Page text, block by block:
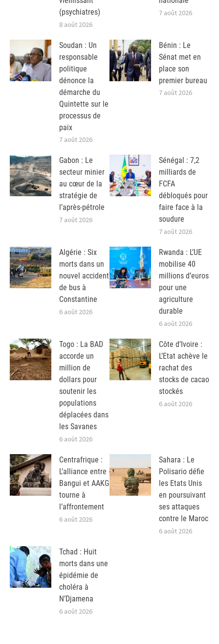
(psychiatres)
8 août 2026
7 août 2026
Soudan : Un
responsable
politique
dénonce la
démarche du
Quintette sur le
processus de
paix
7 août 2026
Bénin : Le
Sénat met en
place son
premier bureau
7 août 2026
Gabon : Le
secteur minier
au cœur de la
stratégie de
l’après-pétrole
7 août 2026
Sénégal : 7,2
milliards de
FCFA
débloqués pour
faire face à la
soudure
7 août 2026
Algérie : Six
morts dans un
nouvel accident
de bus à
Constantine
6 août 2026
Rwanda : L’UE
mobilise 40
millions d’euros
pour une
agriculture
durable
6 août 2026
Togo : La BAD
accorde un
million de
dollars pour
soutenir les
populations
déplacées dans
les Savanes
6 août 2026
Côte d’Ivoire :
L’Etat achève le
rachat des
stocks de cacao
stockés
6 août 2026
Centrafrique :
L’alliance entre
Bangui et AAKG
tourne à
l’affrontement
6 août 2026
Sahara : Le
Polisario défie
les Etats Unis
en poursuivant
ses attaques
contre le Maroc
6 août 2026
Tchad : Huit
morts dans une
épidémie de
choléra à
N’Djamena
6 août 2026